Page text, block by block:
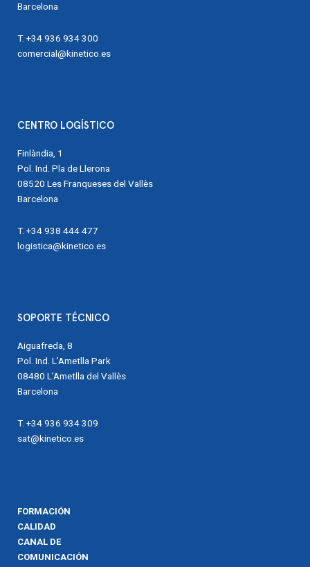
Barcelona
T. +34 936 934 300
comercial@kinetico.es
CENTRO LOGÍSTICO
Finlàndia, 1
Pol. Ind. Pla de Llerona
08520 Les Franqueses del Vallès
Barcelona
T. +34 938 444 477
logistica@kinetico.es
SOPORTE TÉCNICO
Aiguafreda, 8
Pol. Ind. L’Ametlla Park
08480 L’Ametlla del Vallès
Barcelona
T. +34 936 934 309
sat@kinetico.es
FORMACIÓN
CALIDAD
CANAL DE
COMUNICACIÓN